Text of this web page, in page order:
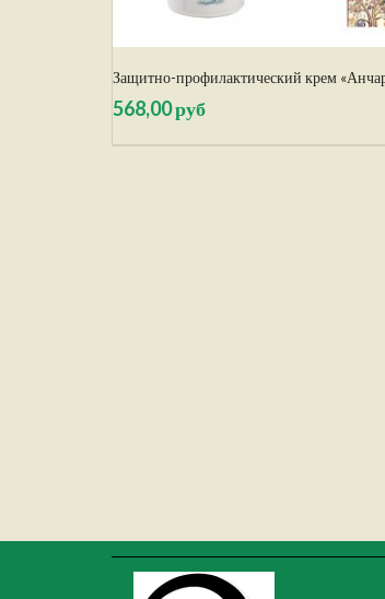
Защитно-профилактический крем
568,00 руб